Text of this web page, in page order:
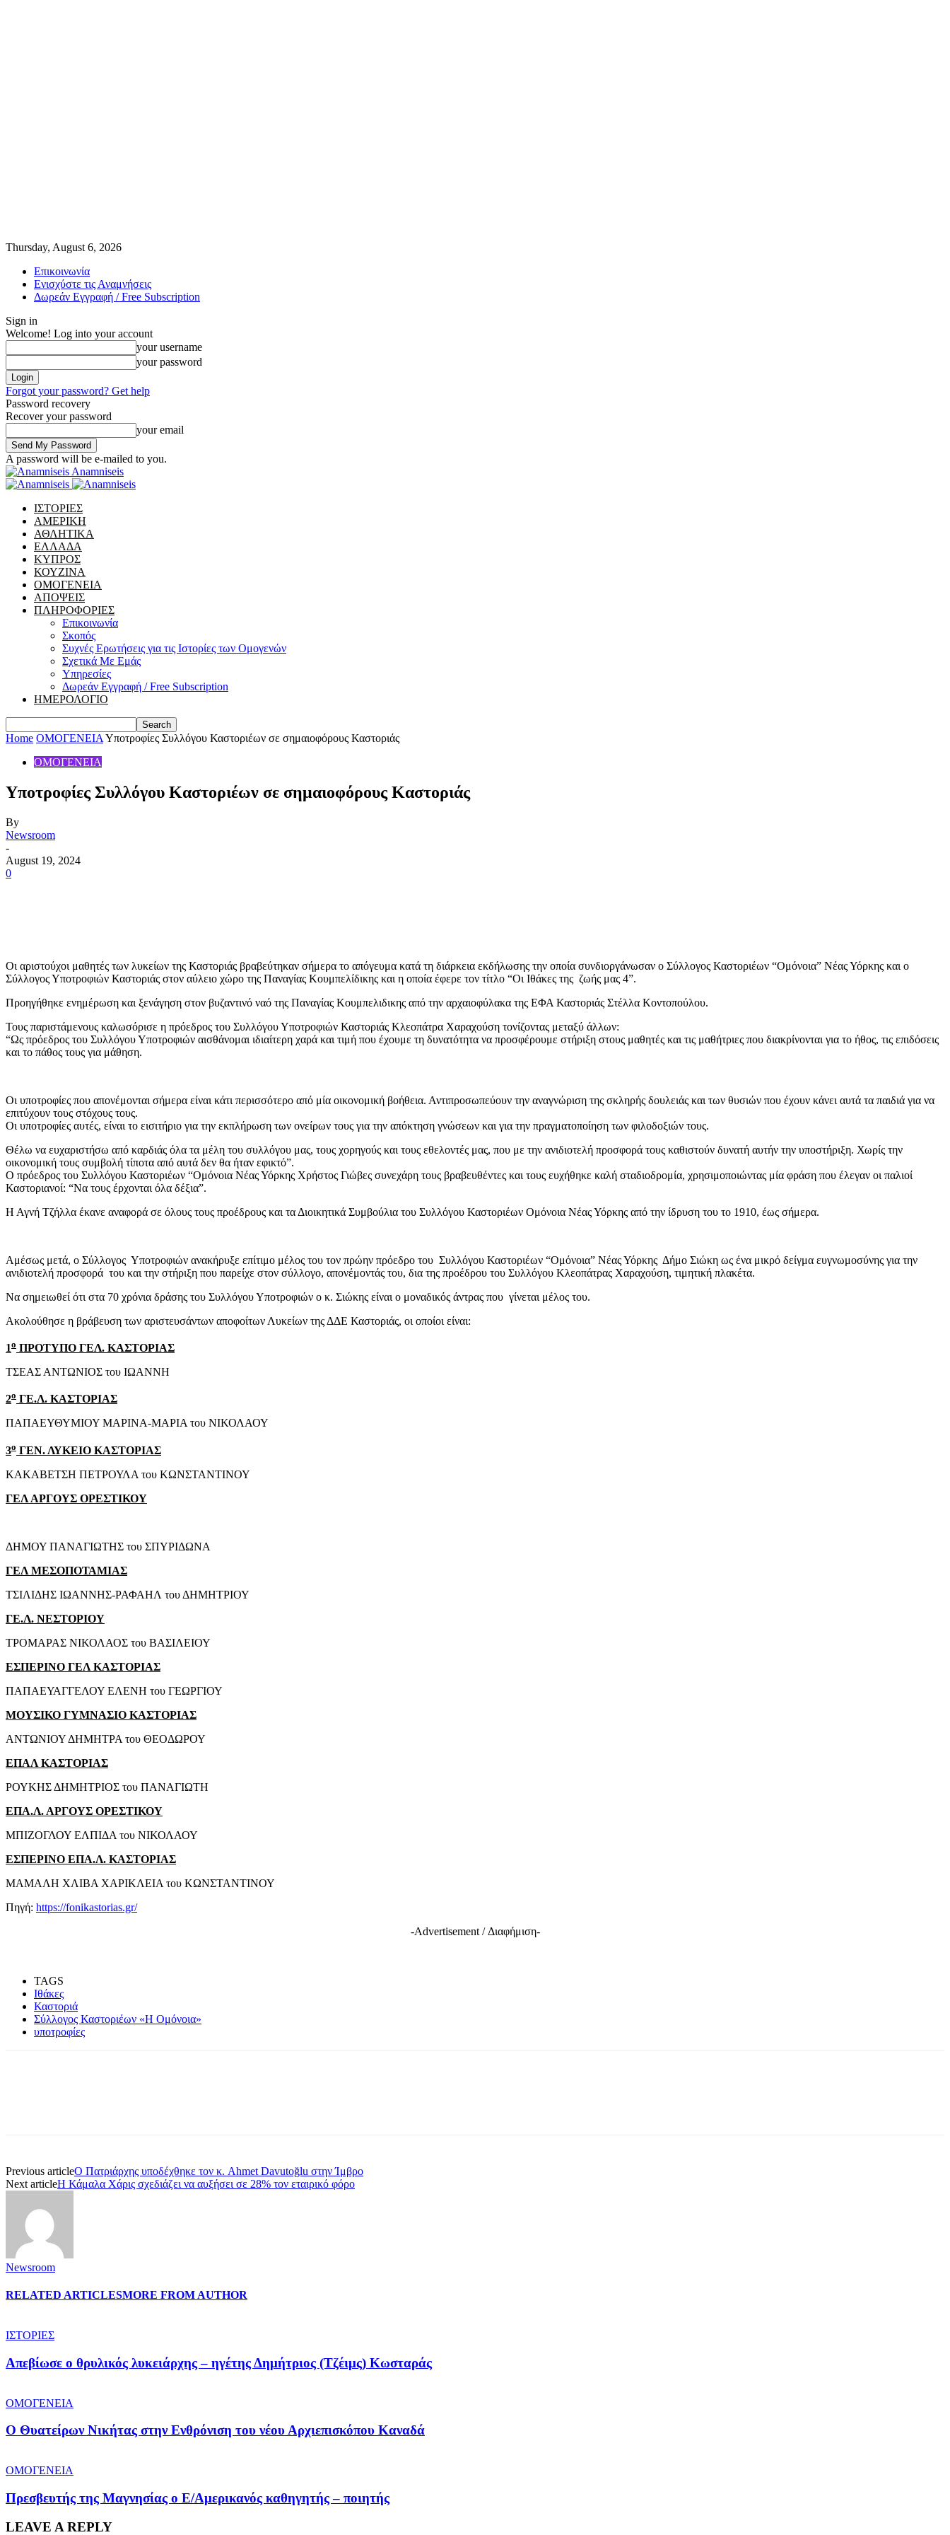
Thursday, August 6, 2026
Επικοινωνία
Ενισχύστε τις Αναμνήσεις
Δωρεάν Εγγραφή / Free Subscription
Sign in
Welcome! Log into your account
your username
your password
Forgot your password? Get help
Password recovery
Recover your password
your email
A password will be e-mailed to you.
Anamniseis
ΙΣΤΟΡΙΕΣ
ΑΜΕΡΙΚΗ
ΑΘΛΗΤΙΚΑ
ΕΛΛΑΔΑ
ΚΥΠΡΟΣ
ΚΟΥΖΙΝΑ
ΟΜΟΓΕΝΕΙΑ
ΑΠΟΨΕΙΣ
ΠΛΗΡΟΦΟΡΙΕΣ
Επικοινωνία
Σκοπός
Συχνές Ερωτήσεις για τις Ιστορίες των Ομογενών
Σχετικά Με Εμάς
Υπηρεσίες
Δωρεάν Εγγραφή / Free Subscription
ΗΜΕΡΟΛΟΓΙΟ
Home ΟΜΟΓΕΝΕΙΑ Υποτροφίες Συλλόγου Καστοριέων σε σημαιοφόρους Καστοριάς
ΟΜΟΓΕΝΕΙΑ
Υποτροφίες Συλλόγου Καστοριέων σε σημαιοφόρους Καστοριάς
By
Newsroom
-
August 19, 2024
0
Οι αριστούχοι μαθητές των λυκείων της Καστοριάς βραβεύτηκαν σήμερα το απόγευμα κατά τη διάρκεια εκδήλωσης την οποία συνδιοργάνωσαν ο Σύλλογος Καστοριέων “Ομόνοια” Νέας Υόρκης και ο
Σύλλογος Υποτροφιών Καστοριάς στον αύλειο χώρο της Παναγίας Κουμπελίδικης και η οποία έφερε τον τίτλο “Οι Ιθάκες της ζωής μας 4”.
Προηγήθηκε ενημέρωση και ξενάγηση στον βυζαντινό ναό της Παναγίας Κουμπελιδικης από την αρχαιοφύλακα της ΕΦΑ Καστοριάς Στέλλα Κοντοπούλου.
Τους παριστάμενους καλωσόρισε η πρόεδρος του Συλλόγου Υποτροφιών Καστοριάς Κλεοπάτρα Χαραχούση τονίζοντας μεταξύ άλλων:
“Ως πρόεδρος του Συλλόγου Υποτροφιών αισθάνομαι ιδιαίτερη χαρά και τιμή που έχουμε τη δυνατότητα να προσφέρουμε στήριξη στους μαθητές και τις μαθήτριες που διακρίνονται για το ήθος, τις επιδόσεις
και το πάθος τους για μάθηση.
Οι υποτροφίες που απονέμονται σήμερα είναι κάτι περισσότερο από μία οικονομική βοήθεια. Αντιπροσωπεύουν την αναγνώριση της σκληρής δουλειάς και των θυσιών που έχουν κάνει αυτά τα παιδιά για να
επιτύχουν τους στόχους τους.
Οι υποτροφίες αυτές, είναι το εισιτήριο για την εκπλήρωση των ονείρων τους για την απόκτηση γνώσεων και για την πραγματοποίηση των φιλοδοξιών τους.
Θέλω να ευχαριστήσω από καρδιάς όλα τα μέλη του συλλόγου μας, τους χορηγούς και τους εθελοντές μας, που με την ανιδιοτελή προσφορά τους καθιστούν δυνατή αυτήν την υποστήριξη. Χωρίς την
οικονομική τους συμβολή τίποτα από αυτά δεν θα ήταν εφικτό”.
Ο πρόεδρος του Συλλόγου Καστοριέων “Ομόνοια Νέας Υόρκης Χρήστος Γιώβες συνεχάρη τους βραβευθέντες και τους ευχήθηκε καλή σταδιοδρομία, χρησιμοποιώντας μία φράση που έλεγαν οι παλιοί
Καστοριανοί: “Να τους έρχονται όλα δέξια”.
Η Αγνή Τζήλλα έκανε αναφορά σε όλους τους προέδρους και τα Διοικητικά Συμβούλια του Συλλόγου Καστοριέων Ομόνοια Νέας Υόρκης από την ίδρυση του το 1910, έως σήμερα.
Αμέσως μετά, ο Σύλλογος Υποτροφιών ανακήρυξε επίτιμο μέλος του τον πρώην πρόεδρο του Συλλόγου Καστοριέων “Ομόνοια” Νέας Υόρκης Δήμο Σιώκη ως ένα μικρό δείγμα ευγνωμοσύνης για την
ανιδιοτελή προσφορά του και την στήριξη που παρείχε στον σύλλογο, απονέμοντάς του, δια της προέδρου του Συλλόγου Κλεοπάτρας Χαραχούση, τιμητική πλακέτα.
Να σημειωθεί ότι στα 70 χρόνια δράσης του Συλλόγου Υποτροφιών ο κ. Σιώκης είναι ο μοναδικός άντρας που γίνεται μέλος του.
Ακολούθησε η βράβευση των αριστευσάντων αποφοίτων Λυκείων της ΔΔΕ Καστοριάς, οι οποίοι είναι:
1ο ΠΡΟΤΥΠΟ ΓΕΛ. ΚΑΣΤΟΡΙΑΣ
ΤΣΕΑΣ ΑΝΤΩΝΙΟΣ του ΙΩΑΝΝΗ
2ο ΓΕ.Λ. ΚΑΣΤΟΡΙΑΣ
ΠΑΠΑΕΥΘΥΜΙΟΥ ΜΑΡΙΝΑ-ΜΑΡΙΑ του ΝΙΚΟΛΑΟΥ
3ο ΓΕΝ. ΛΥΚΕΙΟ ΚΑΣΤΟΡΙΑΣ
ΚΑΚΑΒΕΤΣΗ ΠΕΤΡΟΥΛΑ του ΚΩΝΣΤΑΝΤΙΝΟΥ
ΓΕΛ ΑΡΓΟΥΣ ΟΡΕΣΤΙΚΟΥ
ΔΗΜΟΥ ΠΑΝΑΓΙΩΤΗΣ του ΣΠΥΡΙΔΩΝΑ
ΓΕΛ ΜΕΣΟΠΟΤΑΜΙΑΣ
ΤΣΙΛΙΔΗΣ ΙΩΑΝΝΗΣ-ΡΑΦΑΗΛ του ΔΗΜΗΤΡΙΟΥ
ΓΕ.Λ. ΝΕΣΤΟΡΙΟΥ
ΤΡΟΜΑΡΑΣ ΝΙΚΟΛΑΟΣ του ΒΑΣΙΛΕΙΟΥ
ΕΣΠΕΡΙΝΟ ΓΕΛ ΚΑΣΤΟΡΙΑΣ
ΠΑΠΑΕΥΑΓΓΕΛΟΥ ΕΛΕΝΗ του ΓΕΩΡΓΙΟΥ
ΜΟΥΣΙΚΟ ΓΥΜΝΑΣΙΟ ΚΑΣΤΟΡΙΑΣ
ΑΝΤΩΝΙΟΥ ΔΗΜΗΤΡΑ του ΘΕΟΔΩΡΟΥ
ΕΠΑΛ ΚΑΣΤΟΡΙΑΣ
ΡΟΥΚΗΣ ΔΗΜΗΤΡΙΟΣ του ΠΑΝΑΓΙΩΤΗ
ΕΠΑ.Λ. ΑΡΓΟΥΣ ΟΡΕΣΤΙΚΟΥ
ΜΠΙΖΟΓΛΟΥ ΕΛΠΙΔΑ του ΝΙΚΟΛΑΟΥ
ΕΣΠΕΡΙΝΟ ΕΠΑ.Λ. ΚΑΣΤΟΡΙΑΣ
ΜΑΜΑΛΗ ΧΛΙΒΑ ΧΑΡΙΚΛΕΙΑ του ΚΩΝΣΤΑΝΤΙΝΟΥ
Πηγή: https://fonikastorias.gr/
-Advertisement / Διαφήμιση-
TAGS
Ιθάκες
Καστοριά
Σύλλογος Καστοριέων «Η Ομόνοια»
υποτροφίες
Previous articleΟ Πατριάρχης υποδέχθηκε τον κ. Ahmet Davutoğlu στην Ίμβρο
Next articleΗ Κάμαλα Χάρις σχεδιάζει να αυξήσει σε 28% τον εταιρικό φόρο
Newsroom
RELATED ARTICLESMORE FROM AUTHOR
ΙΣΤΟΡΙΕΣ
Απεβίωσε ο θρυλικός λυκειάρχης – ηγέτης Δημήτριος (Τζέιμς) Κωσταράς
ΟΜΟΓΕΝΕΙΑ
O Θυατείρων Νικήτας στην Ενθρόνιση του νέου Αρχιεπισκόπου Καναδά
ΟΜΟΓΕΝΕΙΑ
Πρεσβευτής της Μαγνησίας ο Ε/Αμερικανός καθηγητής – ποιητής
LEAVE A REPLY